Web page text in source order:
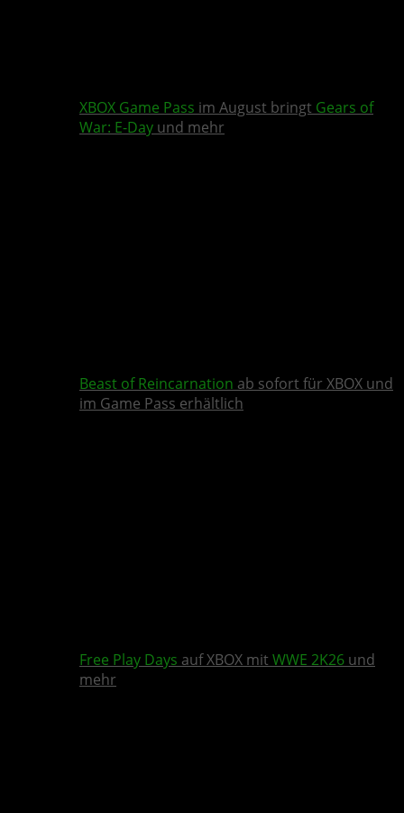
XBOX Game Pass im August bringt Gears of
War: E-Day und mehr
Beast of Reincarnation ab sofort für XBOX und
im Game Pass erhältlich
Free Play Days auf XBOX mit WWE 2K26 und
mehr